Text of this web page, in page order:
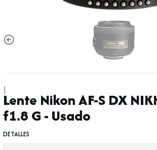
|
Lente Nikon AF-S DX
f1.8 G - Usado
DETALLES